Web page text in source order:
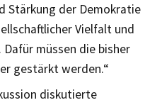
Stärkung der Demokratie
Vielfalt und
müssen die bisher
gestärkt werden.“
diskutierte